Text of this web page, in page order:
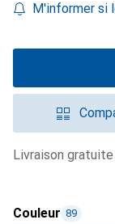
M'informer si
livraison gratuite
Couleur 89